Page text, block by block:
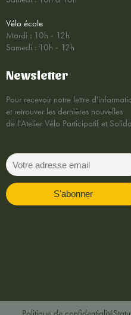
Vélo école
Mardi : 10h - 12h
Samedi : 10h - 12h
Newsletter
Pour recevoir notre lettre
et retrouver les dernières nouvelles
de l'Atelier Vélo Participatif et